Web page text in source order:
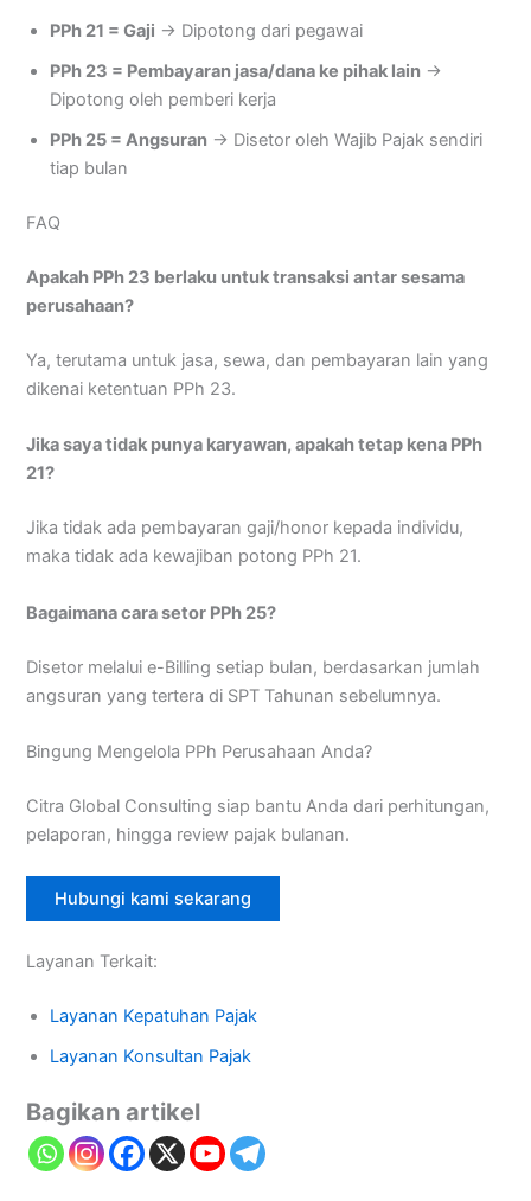
PPh 21 = Gaji → Dipotong dari pegawai
PPh 23 = Pembayaran jasa/dana ke pihak lain →
Dipotong oleh pemberi kerja
PPh 25 = Angsuran → Disetor oleh Wajib Pajak sendiri
tiap bulan
FAQ
Apakah PPh 23 berlaku untuk transaksi antar sesama
perusahaan?
Ya, terutama untuk jasa, sewa, dan pembayaran lain yang
dikenai ketentuan PPh 23.
Jika saya tidak punya karyawan, apakah tetap kena PPh
21?
Jika tidak ada pembayaran gaji/honor kepada individu,
maka tidak ada kewajiban potong PPh 21.
Bagaimana cara setor PPh 25?
Disetor melalui e-Billing setiap bulan, berdasarkan jumlah
angsuran yang tertera di SPT Tahunan sebelumnya.
Bingung Mengelola PPh Perusahaan Anda?
Citra Global Consulting siap bantu Anda dari perhitungan,
pelaporan, hingga review pajak bulanan.
Hubungi kami sekarang
Layanan Terkait:
Layanan Kepatuhan Pajak
Layanan Konsultan Pajak
Bagikan artikel